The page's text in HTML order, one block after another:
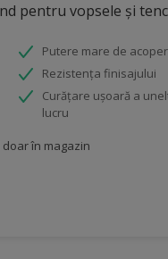
pentru vopsele și
Putere mare de
Rezistența finisajului
Curăţare uşoară a
lucru
în magazin